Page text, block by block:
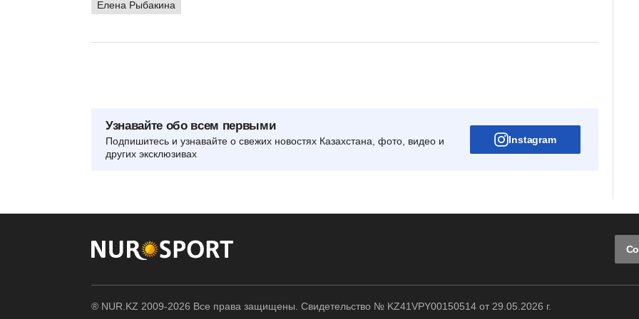
Елена Рыбакина
Узнавайте обо всем первыми
Подпишитесь и узнавайте о свежих новостях Казахстана, фото, видео и
других эксклюзивах
Instagram
® NUR.KZ 2009-2026 Все права защищены. Свидетельство № KZ41VPY00150514 от 29.05.2026 г.